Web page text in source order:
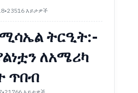
•23516 እይታዎች
ትርዒት:-
ለአሜሪካ
ጥበብ